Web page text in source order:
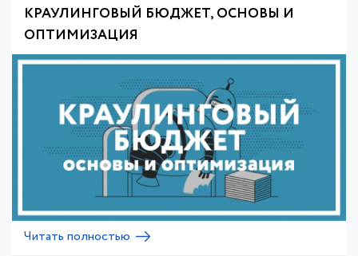
КРАУЛИНГОВЫЙ БЮДЖЕТ, ОСНОВЫ И
ОПТИМИЗАЦИЯ
Читать полностью